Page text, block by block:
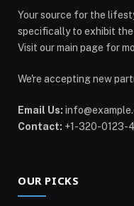
Your source for the
specifically to exhibit
Visit our main page for
We're accepting new
Email Us:
Contact: +1-320-0123-
OUR PICKS